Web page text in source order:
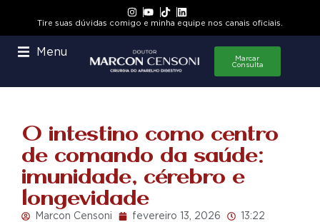
Tire suas dúvidas comigo e minha equipe nos canais oficiais.
Menu
Marcar
Consulta
O intestino como centro
de comando da saúde:
imunidade, cérebro e
longevidade
Marcon Censoni fevereiro 13, 2026 13:22